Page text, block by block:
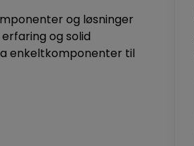
og løsninger
og solid
enkeltkomponenter til